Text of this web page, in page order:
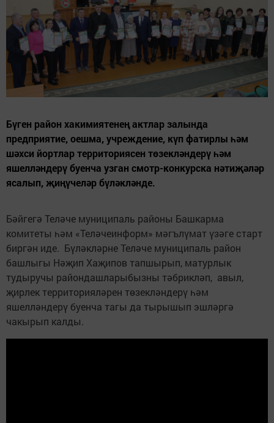
Бүген район хакимиятенең актлар залында
предприятие, оешма, учреждение, күп фатирлы һәм
шәхси йортлар территориясен төзекләндерү һәм
яшелләндерү буенча узган смотр-конкурска нәтиҗәләр
ясалып, җиңүчеләр бүләкләнде.
Бәйгегә Теләче муниципаль районы Башкарма
комитеты һәм «Теләчеинформ» мәгълүмат үзәге старт
биргән иде. Бүләкләрне Теләче муниципаль район
башлыгы Нәҗип Хаҗипов тапшырып, матурлык
тудыручы райондашларыбызны тәбрикләп, авыл,
җирлек территорияләрен төзекләндерү һәм
яшелләндерү буенча тагы да тырышып эшләргә
чакырып калды.